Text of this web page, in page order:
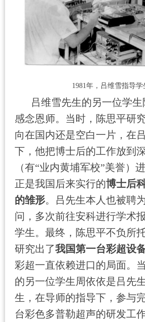
1981 年，吕维雪指导学
吕维雪先生的另一位学
感念恩师。当时，陈思平研
向在国内还是空白一片，在
下，他把博士后的工作放到
（有“业内黄埔军校”美誉）
正是我国后来实行的博士后
的雏形。吕先生本人也被聘
问，多次前往安科进行学术
学生。最终，陈思平不负所
研究出了我国第一台彩超设
彩超一直依赖进口的局面。
的另一位学生周依依是吕先
生，在导师的指导下，参与
台彩色多普勒超声的研发工作